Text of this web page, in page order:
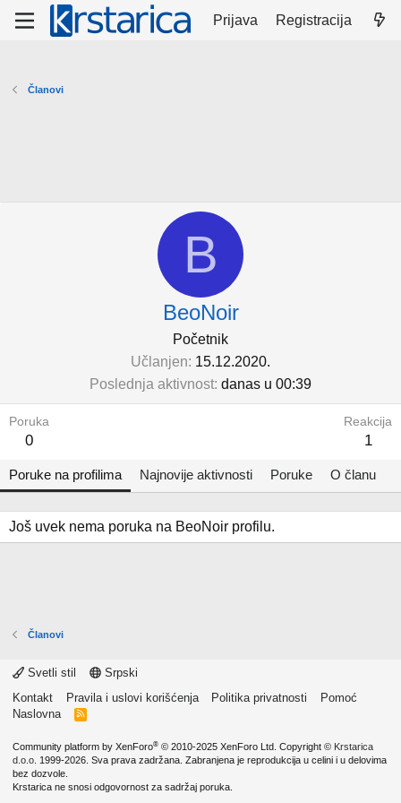
Prijava Registracija
Članovi
B
BeoNoir
Početnik
Učlanjen 15.12.2020.
Poslednja aktivnost danas u 00:39
Poruka
0
Reakcija
1
Poruke na profilima Najnovije aktivnosti Poruke O članu
Još uvek nema poruka na BeoNoir profilu.
Članovi
Svetli stil
Srpski
Kontakt
Pravila i uslovi korišćenja Politika privatnosti
Pomoć
Naslovna
R
Community platform by XenForo® © 2010-2025 XenForo Ltd. Copyright © Krstarica
d.o.o. 1999-2026. Sva prava zadržana. Zabranjena je reprodukcija u celini i u delovima
bez dozvole.
Krstarica ne snosi odgovornost za sadržaj poruka.